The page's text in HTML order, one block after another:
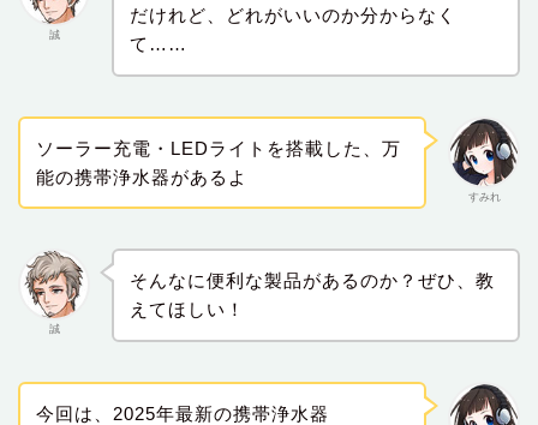
誠
だけれど、どれがいいのか分からなく
て……
すみれ
ソーラー充電・LEDライトを搭載した、万
能の携帯浄水器があるよ
誠
そんなに便利な製品があるのか？ぜひ、教
えてほしい！
今回は、2025年最新の携帯浄水器